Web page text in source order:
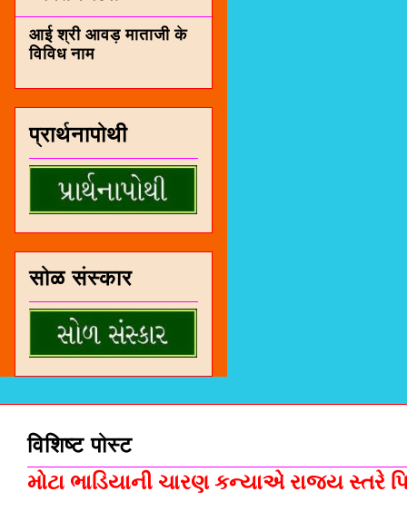
आई श्री आवड़ माताजी के
विविध नाम
प्रार्थनापोथी
सोळ संस्कार
विशिष्ट पोस्ट
મોટા ભાડિયાની ચારણ કન્યાએ રાજ્ય સ્તરે